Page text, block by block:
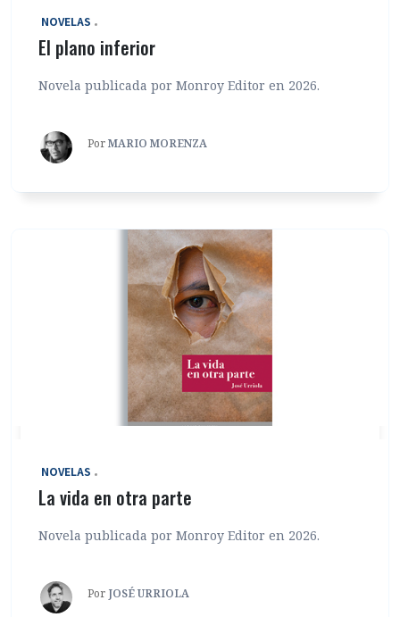
‎ NOVELAS
El plano inferior
Novela publicada por Monroy Editor en 2026.
PorMARIO MORENZA
‎ NOVELAS
La vida en otra parte
Novela publicada por Monroy Editor en 2026.
Por JOSÉ URRIOLA